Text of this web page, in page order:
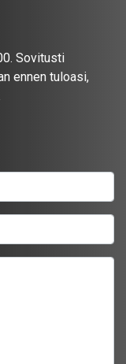
Sovitusti
ennen tuloasi,